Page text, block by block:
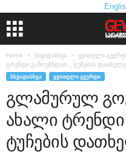
Home სხვადასხვა ყვითელი
ტრენდი გამოუჩნდათ _ ტუჩების
ᲡᲮᲕᲐᲓᲐᲡᲮᲕᲐ ᲧᲕᲘᲗᲔᲚᲘ ᲒᲕᲔᲠᲓᲘ
გლამურულ
ახალი ტრენდი
ტუჩების